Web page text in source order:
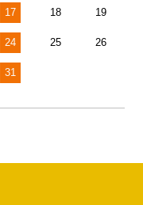
17 18 19
24 25 26
31